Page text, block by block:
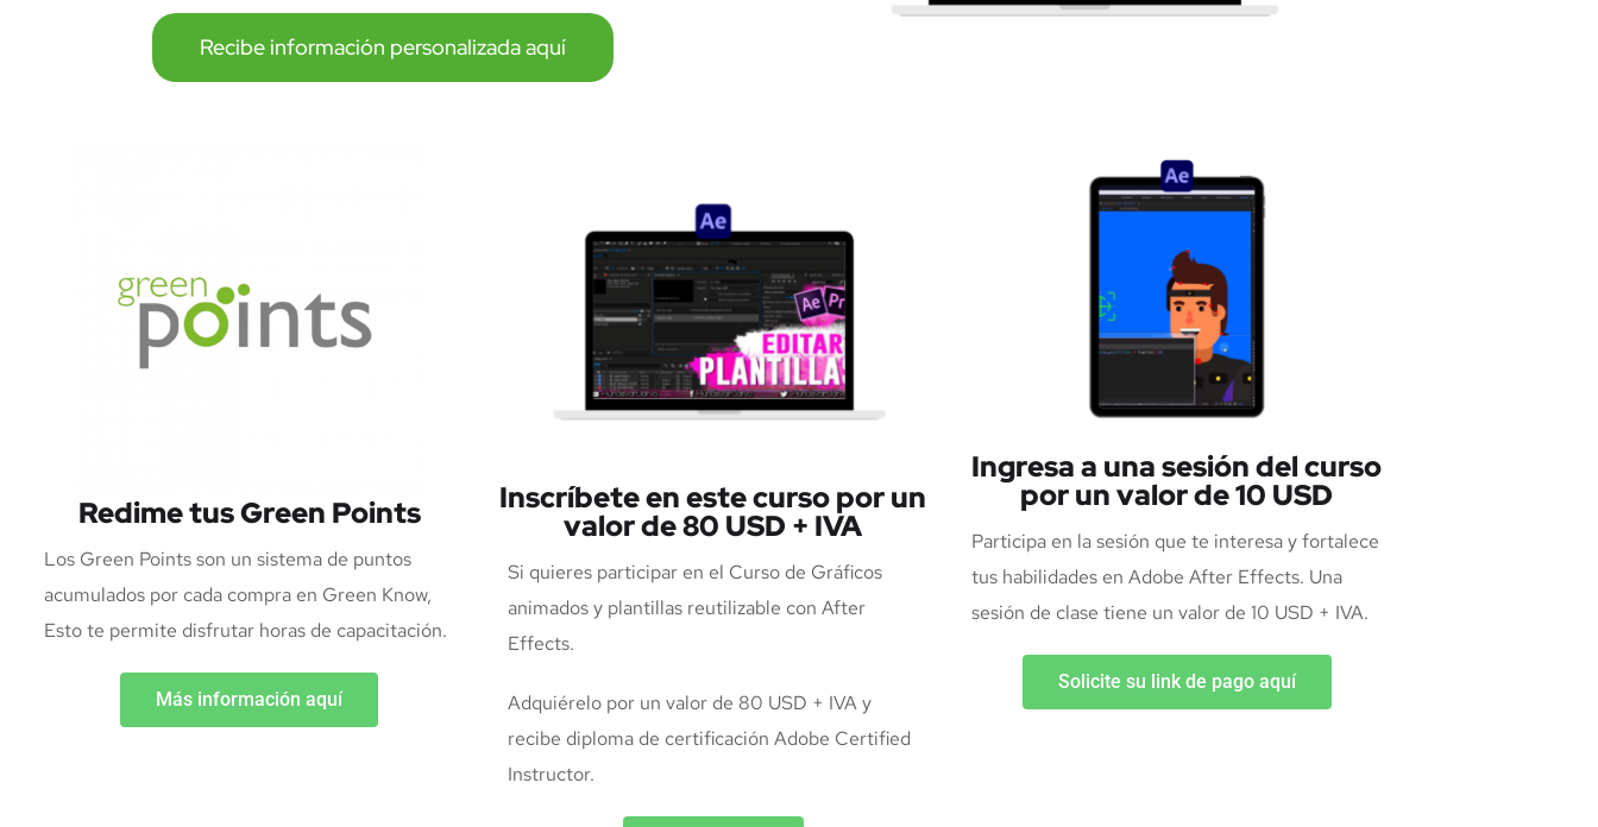
Recibe información personalizada aquí
Redime tus Green Points
Los Green Points son un sistema de puntos
acumulados por cada compra en Green Know,
Esto te permite disfrutar horas de capacitación.
Más información aquí
Inscríbete en este curso por un
valor de 80 USD + IVA
Si quieres participar en el Curso de Gráficos
animados y plantillas reutilizable con After
Effects.
Adquiérelo por un valor de 80 USD + IVA y
recibe diploma de certificación Adobe Certified
Instructor.
Ingresa a una sesión del curso
por un valor de 10 USD
Participa en la sesión que te interesa y fortalece
tus habilidades en Adobe After Effects. Una
sesión de clase tiene un valor de 10 USD + IVA.
Solicite su link de pago aquí